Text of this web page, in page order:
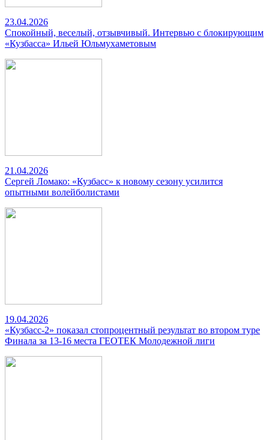
23.04.2026
Спокойный, веселый, отзывчивый. Интервью с блокирующим
«Кузбасса» Ильей Юльмухаметовым
21.04.2026
Сергей Ломако: «Кузбасс» к новому сезону усилится
опытными волейболистами
19.04.2026
«Кузбасс-2» показал стопроцентный результат во втором туре
Финала за 13-16 места ГЕОТЕК Молодежной лиги